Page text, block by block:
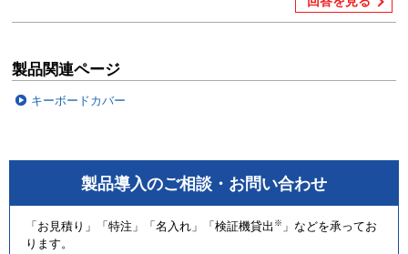
製品関連ページ
キーボードカバー
製品導入のご相談・お問い合わせ
「お見積り」「特注」「名入れ」「検証機貸出 ※ 」などを承ってお
ります。